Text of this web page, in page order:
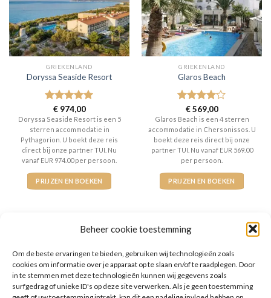
Beheer cookie toestemming
Om de beste ervaringen te bieden, gebruiken wij technologieën zoals
cookies om informatie over je apparaat op te slaan en/of te raadplegen. Door
in te stemmen met deze technologieën kunnen wij gegevens zoals
surfgedrag of unieke ID's op deze site verwerken. Als je geen toestemming
GRIEKENLAND
Doryssa Seaside Resort
Gewaardeerd
5uit 5
€974,00
Doryssa Seaside Resort is een 5
sterren accommodatie in
Pythagorion. U boekt deze reis
direct bij onze partner TUI. Nu
vanaf EUR 974.00 per persoon.
PRIJZEN EN BOEKEN
GRIEKENLAND
Glaros Beach
Gewaardeerd
4uit 5
€569,00
Glaros Beach is een 4 sterren
accommodatie in Chersonissos. U
boekt deze reis direct bij onze
partner TUI. Nu vanaf EUR 569.00
per persoon.
PRIJZEN EN BOEKEN
WAT ZE OVER ONS ZEGGEN